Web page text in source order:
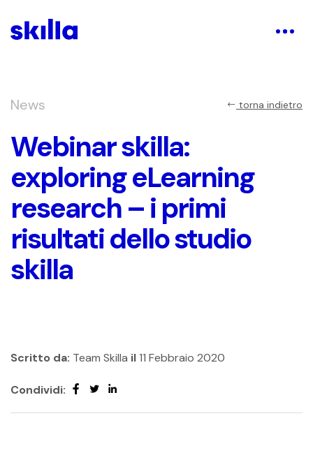
News torna indietro
Webinar skilla:
exploring eLearning
research – i primi
risultati dello studio
skilla
Scritto da: Team Skilla il11 Febbraio 2020
Condividi: